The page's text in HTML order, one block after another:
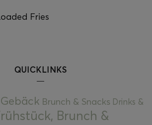
Fries
QUICKLINKS
Brunch & Snacks Drinks &
Brunch &